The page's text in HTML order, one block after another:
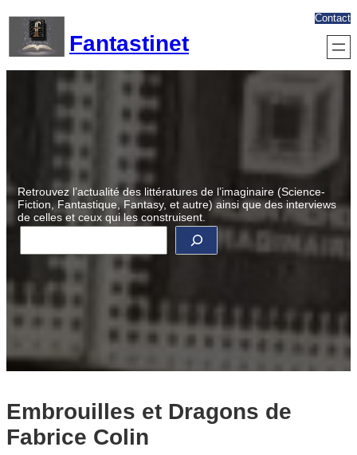
contenu
Fantastinet
Contact
Retrouvez l’actualité des littératures de l’imaginaire (Science-
Fiction, Fantastique, Fantasy, et autre) ainsi que des interviews
de celles et ceux qui les construisent.
R
c
c
h
Embrouilles et Dragons de
Fabrice Colin